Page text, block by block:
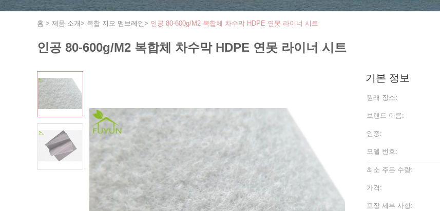
홈 > 제품 소개> 복합 지오 멤브레인> 인공 80-600g/M2 복합체 차수막 HDPE 연못 라이너 시트
인공 80-600g/M2 복합체 차수막 HDPE 연못 라이너 시트
기본 정보
원래 장소:
브랜드 이름:
인증:
모델 번호:
최소 주문 수량:
가격:
포장 세부 사항: